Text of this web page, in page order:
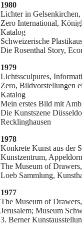
1980
Lichter in
Zero International,
Katalog
Schweizerische
Die Rosenthal Story,
1979
Lichtssculpures,
Zero, Bildvorstellungen
Katalog
Mein erstes Bild mit
Die Kunstszene
Recklinghausen
1978
Konkrete Kunst aus der
Kunstzentrum,
The Museum of
Loeb Sammlung,
1977
The Museum of
Jerusalem; Museum
3. Berner